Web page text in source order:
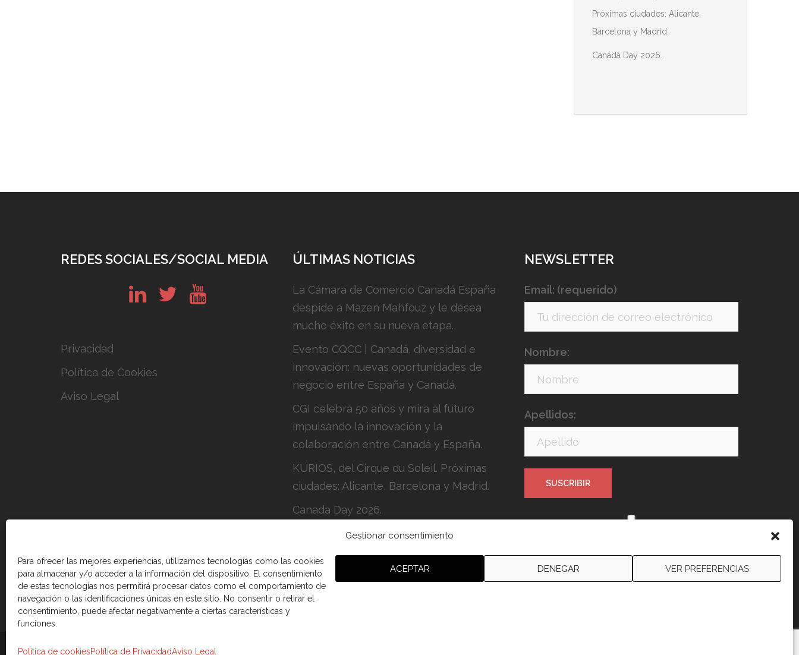
Gestionar consentimiento
Para ofrecer las mejores experiencias, utilizamos tecnologías como las cookies
para almacenar y/o acceder a la información del dispositivo. El consentimiento
de estas tecnologías nos permitirá procesar datos como el comportamiento de
navegación o las identificaciones únicas en este sitio. No consentir o retirar el
consentimiento, puede afectar negativamente a ciertas características y
funciones.
ACEPTAR DENEGAR VER PREFERENCIAS
Política de cookiesPolítica de PrivacidadAviso Legal
Próximas ciudades: Alicante,
Barcelona y Madrid.
Canada Day 2026.
REDES SOCIALES/SOCIAL MEDIA
Privacidad
Política de Cookies
Aviso Legal
ÚLTIMAS NOTICIAS
La Cámara de Comercio Canadá España
despide a Mazen Mahfouz y le desea
mucho éxito en su nueva etapa.
Evento CQCC | Canadá, diversidad e
innovación: nuevas oportunidades de
negocio entre España y Canadá.
CGI celebra 50 años y mira al futuro
impulsando la innovación y la
colaboración entre Canadá y España.
KURIOS, del Cirque du Soleil. Próximas
ciudades: Alicante, Barcelona y Madrid.
Canada Day 2026.
NEWSLETTER
Email: (requerido)
Nombre:
Apellidos:
condiciones
© 2026 Cámara de comercio Canadá España.